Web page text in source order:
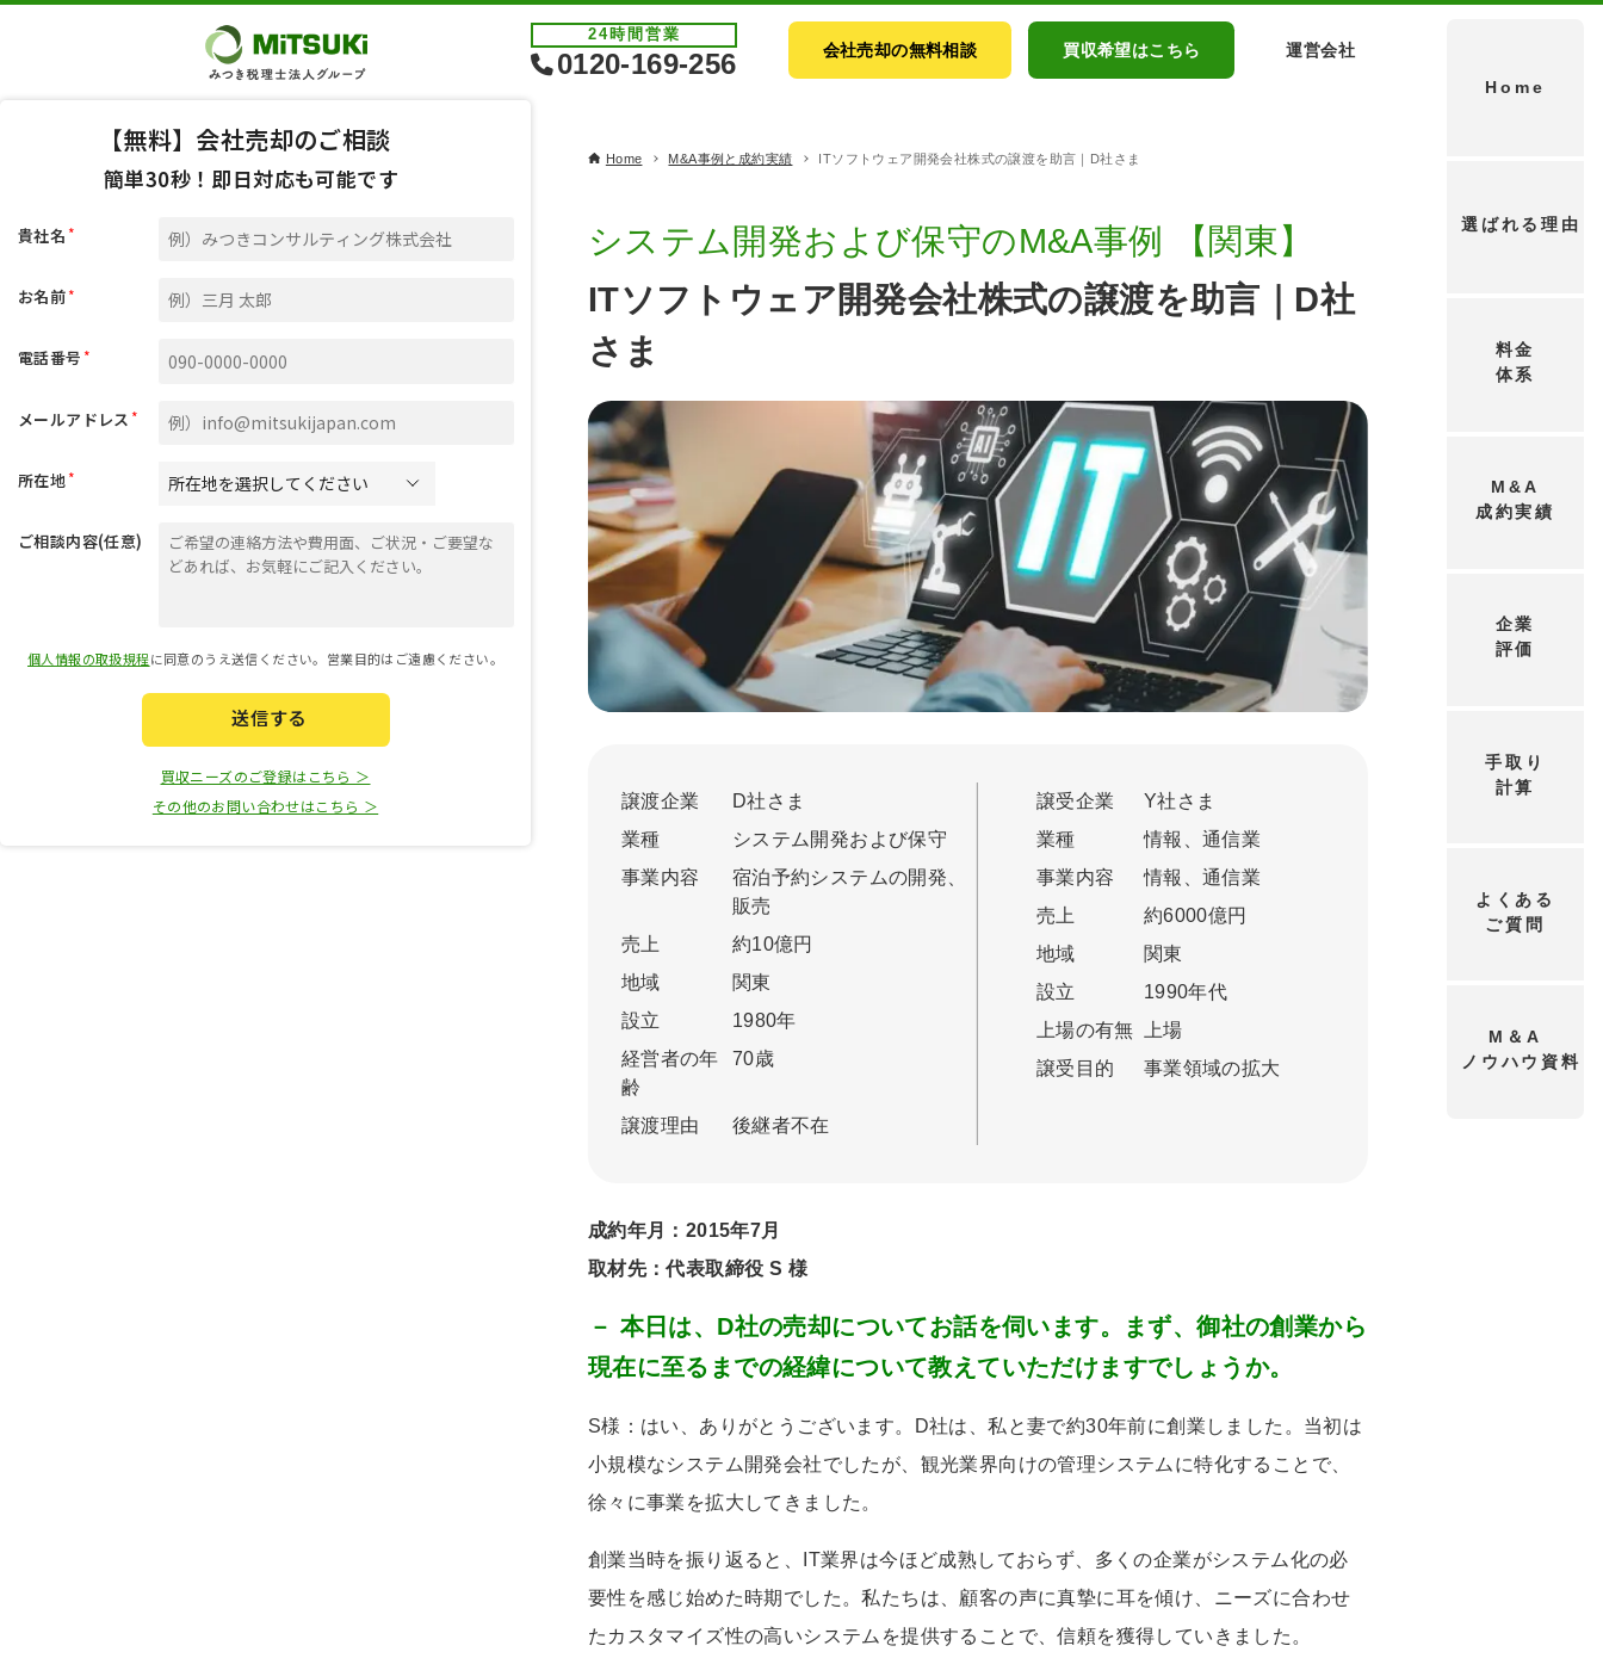
24時間 営業
0120-169-256 会社売却の無料相談 買収希望はこちら
運営会社
Home
選ばれる理由
料金
体系
M&A
成約実績
企業
評価
手取り
計算
よくある
ご質問
M＆A
ノウハウ資料
Home M&A事例と成約実績 ITソフトウェア開発会社株式の譲渡を助言｜D社さま
システム開発および保守のM&A事例 【関東】
ITソフトウェア開発会社株式の譲渡を助言｜D社
さま
譲渡企業
D社さま
業種
システム開発および保守
事業内容
宿泊予約システムの開発、
販売
売上
約10億円
地域
関東
設立
1980年
経営者の年
齢
70歳
譲渡理由 後継者不在
譲受企業
Y社さま
業種
情報、通信業
事業内容
情報、通信業
売上
約6000億円
地域
関東
設立
1990年代
上場の有無 上場
譲受目的
事業領域の拡大
成約年月：2015年7月
取材先：代表取締役 S 様
－ 本日は、D社の売却についてお話を伺います。まず、御社の創業から
現在に至るまでの経緯について教えていただけますでしょうか。
S様：はい、ありがとうございます。 D社は、私と妻で約30年前に創業しました。当初は
小規模なシステム開発会社でしたが、観光業界向けの管理システムに特化することで、
徐々に事業を拡大してきました。
創業当時を振り返ると、 IT業界は今ほど成熟しておらず、多くの企業がシステム化の必
要性を感じ始めた時期でした。私たちは、顧客の声に真摯に耳を傾け、ニーズに合わせ
たカスタマイズ性の高いシステムを提供することで、信頼を獲得していきました。
【無料】会社売却のご相談
簡単30秒！即日対応も可能です
貴社名 *
お名前*
電話番号 *
メールアドレス *
所在地*
ご相談内容(任意)
個人情報の取扱規程に同意のうえ送信ください。営業目的はご遠慮ください。
送信する
買収ニーズのご登録はこちら ＞
その他のお問い合わせはこちら ＞